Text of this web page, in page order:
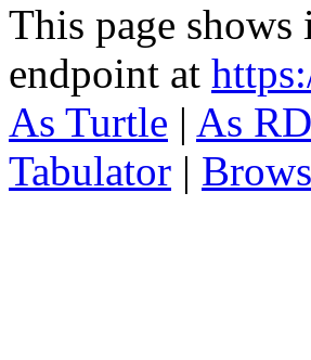
This page
endpoint at
As Turtle | As
Tabulator |